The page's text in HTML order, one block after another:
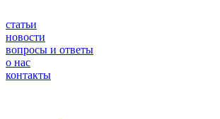
статьи
новости
вопросы и ответы
о нас
контакты